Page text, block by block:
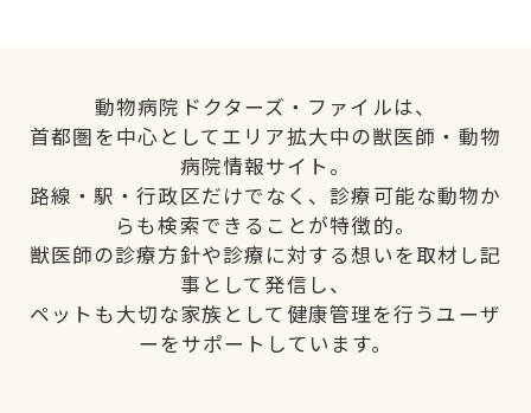
動物病院ドクターズ・ファイルは、
首都圏を中心としてエリア拡大中の獣医師・動物
病院情報サイト。
路線・駅・行政区だけでなく、診療可能な動物か
らも検索できることが特徴的。
獣医師の診療方針や診療に対する想いを取材し記
事として発信し、
ペットも大切な家族として健康管理を行うユーザ
ーをサポートしています。